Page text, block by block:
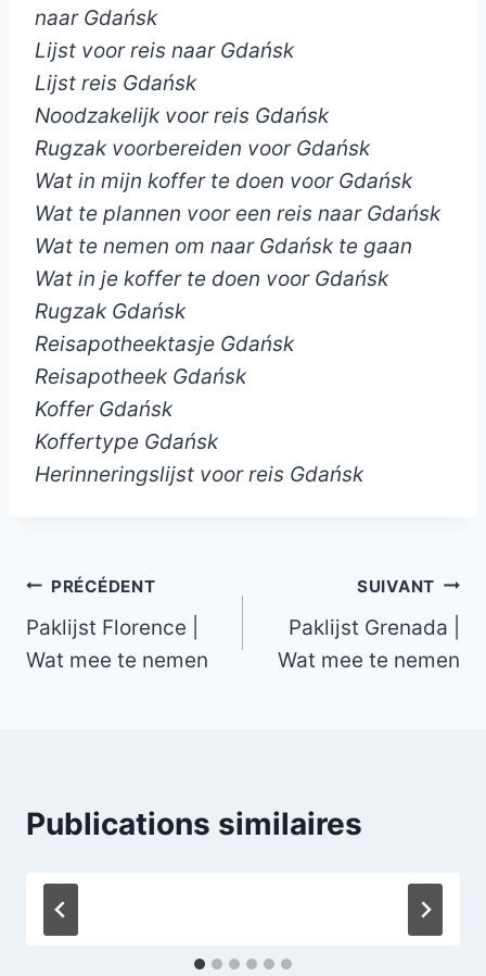
naar Gdańsk
Lijst voor reis naar Gdańsk
Lijst reis Gdańsk
Noodzakelijk voor reis Gdańsk
Rugzak voorbereiden voor Gdańsk
Wat in mijn koffer te doen voor Gdańsk
Wat te plannen voor een reis naar Gdańsk
Wat te nemen om naar Gdańsk te gaan
Wat in je koffer te doen voor Gdańsk
Rugzak Gdańsk
Reisapotheektasje Gdańsk
Reisapotheek Gdańsk
Koffer Gdańsk
Koffertype Gdańsk
Herinneringslijst voor reis Gdańsk
Navigation
de
PRÉCÉDENT
Paklijst Florence |
Wat mee te nemen
SUIVANT
Paklijst Grenada |
Wat mee te nemen
Publications similaires